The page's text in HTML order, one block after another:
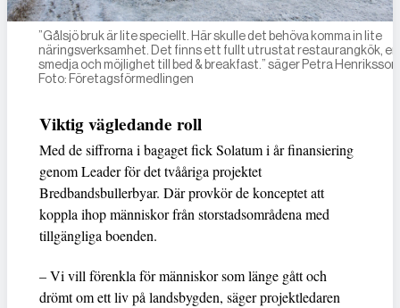
”Gålsjö bruk är lite speciellt. Här skulle det behöva komma in lite
näringsverksamhet. Det finns ett fullt utrustat restaurangkök, en
smedja och möjlighet till bed & breakfast.” säger Petra Henriksson.
Foto: Företagsförmedlingen
Viktig vägledande roll
Med de siffrorna i bagaget fick Solatum i år finansiering
genom Leader för det tvååriga projektet
Bredbandsbullerbyar. Där provkör de konceptet att
koppla ihop människor från storstadsområdena med
tillgängliga boenden.
– Vi vill förenkla för människor som länge gått och
drömt om ett liv på landsbygden, säger projektledaren